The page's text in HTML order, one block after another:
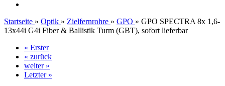
Startseite » Optik » Zielfernrohre » GPO » GPO SPECTRA 8x 1,6-
13x44i G4i Fiber & Ballistik Turm (GBT), sofort lieferbar
« Erster
« zurück
weiter »
Letzter »